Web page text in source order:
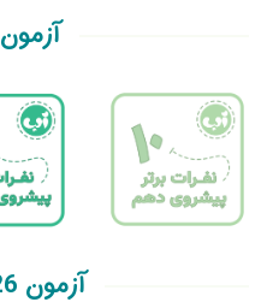
آزمون 2 مهر
آزمون 26 شهریور